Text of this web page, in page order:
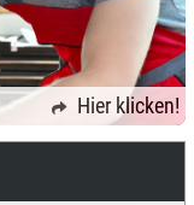
Hier klicken!